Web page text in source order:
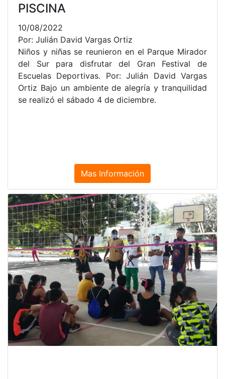
PISCINA
10/08/2022
Por: Julián David Vargas Ortiz
Niños y niñas se reunieron en el Parque Mirador
del Sur para disfrutar del Gran Festival de
Escuelas Deportivas. Por: Julián David Vargas
Ortiz Bajo un ambiente de alegría y tranquilidad
se realizó el sábado 4 de diciembre.
Mas Información